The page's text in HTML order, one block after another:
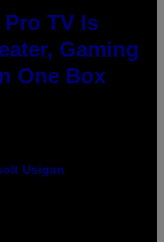
Pro TV Is
Gaming
One Box
Usigan